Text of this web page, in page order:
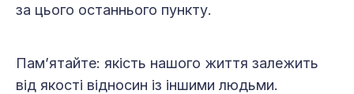
за цього останнього пункту.
Пам’ятайте: якість нашого життя залежить
від якості відносин із іншими людьми.